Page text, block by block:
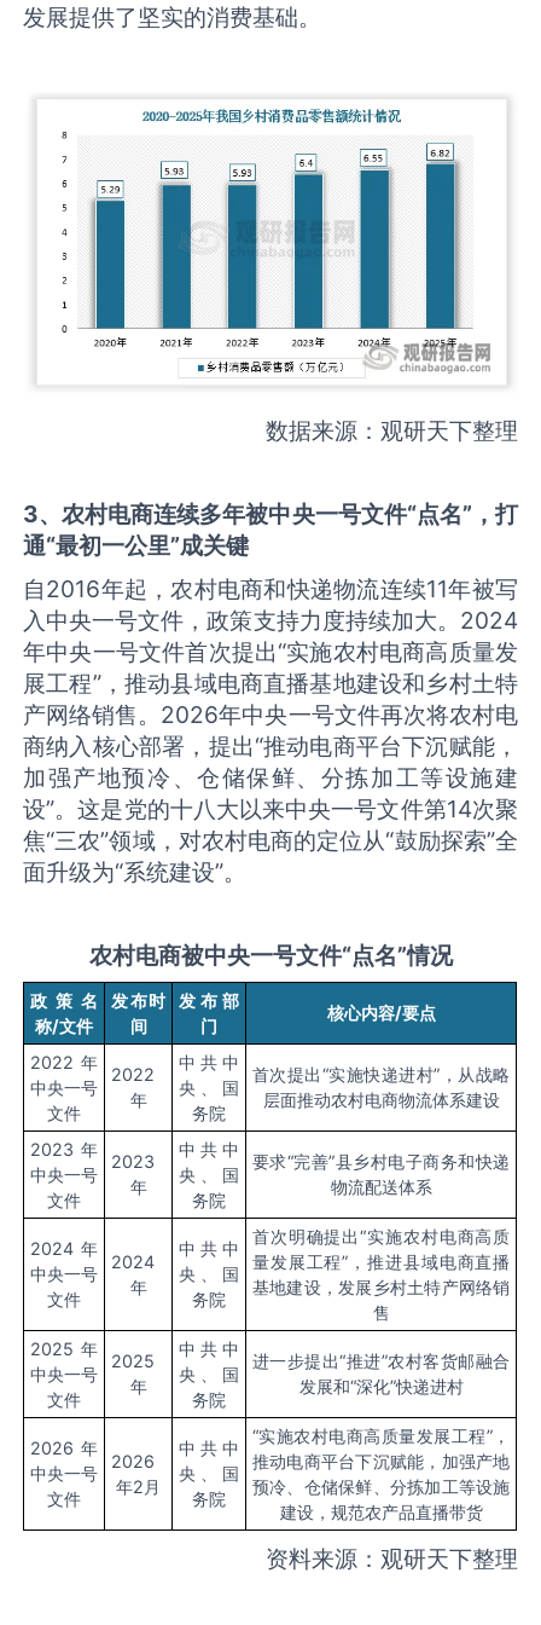
发展提供了坚实的消费基础。
数据来源：观研天下整理
3、农村电商连续多年被中央一号文件“点名”，打
通“最初一公里”成关键
自2016年起，农村电商和快递物流连续11年被写
入中央一号文件，政策支持力度持续加大。2024
年中央一号文件首次提出“实施农村电商高质量发
展工程”，推动县域电商直播基地建设和乡村土特
产网络销售。2026年中央一号文件再次将农村电
商纳入核心部署，提出“推动电商平台下沉赋能，
加强产地预冷、仓储保鲜、分拣加工等设施建
设”。这是党的十八大以来中央一号文件第14次聚
焦“三农”领域，对农村电商的定位从“鼓励探索”全
面升级为“系统建设”。
农村电商被中央一号文件“点名”情况
政策名
称/文件
发布时
间
发布部
门
核心内容/要点
2022年
中央一号
文件
2022
年
中共中
央、国
务院
首次提出“实施快递进村”，从战略
层面推动农村电商物流体系建设
2023年
中央一号
文件
2023
年
中共中
央、国
务院
要求“完善”县乡村电子商务和快递
物流配送体系
2024年
中央一号
文件
2024
年
中共中
央、国
务院
首次明确提出“实施农村电商高质
量发展工程”，推进县域电商直播
基地建设，发展乡村土特产网络销
售
2025年
中央一号
文件
2025
年
中共中
央、国
务院
进一步提出“推进”农村客货邮融合
发展和“深化”快递进村
2026年
中央一号
文件
2026
年2月
中共中
央、国
务院
“实施农村电商高质量发展工程”，
推动电商平台下沉赋能，加强产地
预冷、仓储保鲜、分拣加工等设施
建设，规范农产品直播带货
资料来源：观研天下整理